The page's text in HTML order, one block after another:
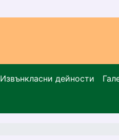
Извънкласни дейности